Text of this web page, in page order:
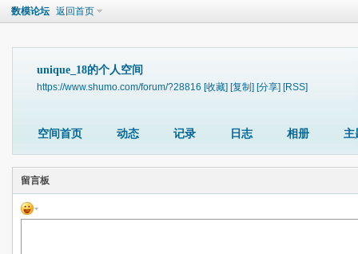
数模论坛 返回首页
unique_18的个人空间
https://www.shumo.com/forum/?28816 [收藏] [复制] [分享] [RSS]
空间首页 动态 记录 日志 相册 主
留言板